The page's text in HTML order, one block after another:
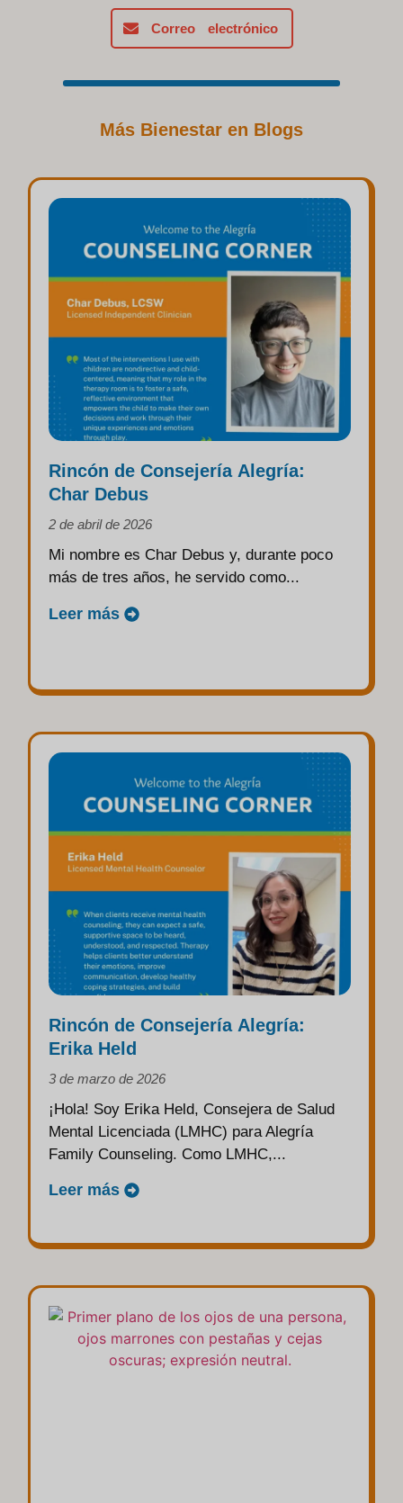
Correo electrónico
Más Bienestar en Blogs
Rincón de Consejería Alegría:
Char Debus
2 de abril de 2026
Mi nombre es Char Debus y, durante poco
más de tres años, he servido como...
Leer más
Rincón de Consejería Alegría:
Erika Held
3 de marzo de 2026
¡Hola! Soy Erika Held, Consejera de Salud
Mental Licenciada (LMHC) para Alegría
Family Counseling. Como LMHC,...
Leer más